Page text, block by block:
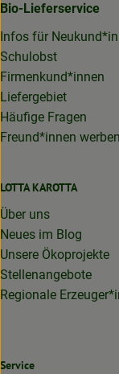
Bio-Lieferservice
Infos für
Schulobst
Firmenkund*innen
Liefergebiet
Häufige Fragen
Freund*innen werben
LOTTA KAROTTA
Über uns
Neues im Blog
Unsere Ökoprojekte
Stellenangebote
Regionale
Service